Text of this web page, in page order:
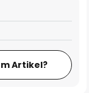
Artikel?